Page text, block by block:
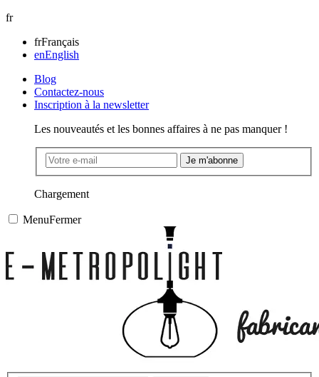
fr
frFrançais
enEnglish
Blog
Contactez-nous
Inscription à la newsletter
Les nouveautés et les bonnes affaires à ne pas manquer !
Je m'abonne
Chargement
MenuFermer